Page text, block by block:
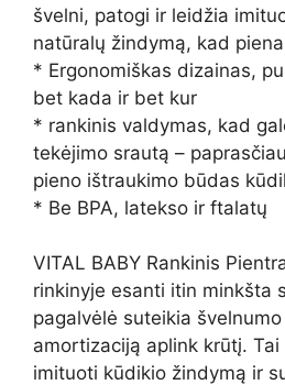
švelni, patogi ir leidžia
natūralų žindymą, kad
* Ergonomiškas dizainas,
bet kada ir bet kur
* rankinis valdymas, kad
tekėjimo srautą –
pieno ištraukimo būdas
* Be BPA, latekso ir ftalatų
VITAL BABY Rankinis
rinkinyje esanti itin minkšta
pagalvėlė suteikia
amortizaciją aplink krūtį.
imituoti kūdikio žindymą ir